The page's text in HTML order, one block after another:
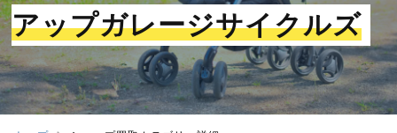
アップガレージサイクルズ